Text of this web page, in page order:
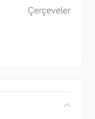
Çerçeveler